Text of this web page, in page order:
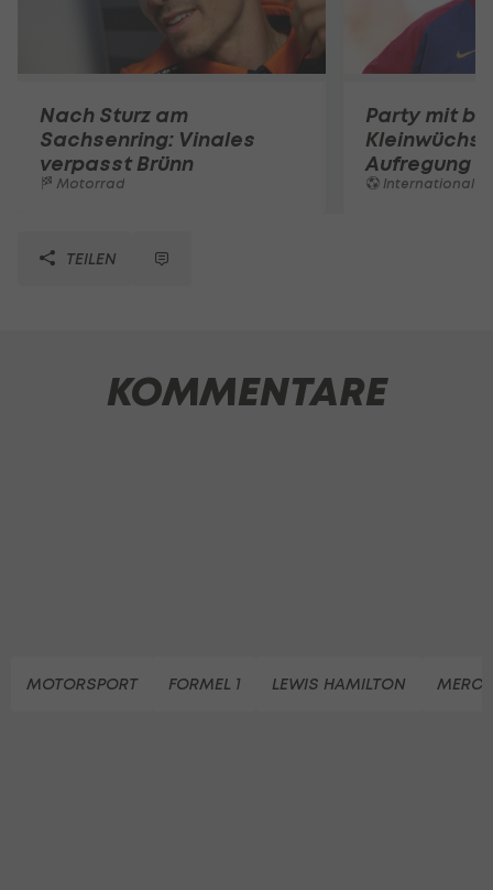
Nach Sturz am
Sachsenring: Vinales
verpasst Brünn
Motorrad
Party mit
Aufregung
International
TEILEN
KOMMENTARE
MOTORSPORT FORMEL 1 LEWIS HAMILTON